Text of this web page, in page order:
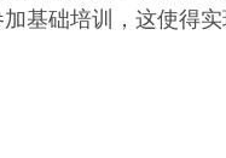
基础培训，这使得